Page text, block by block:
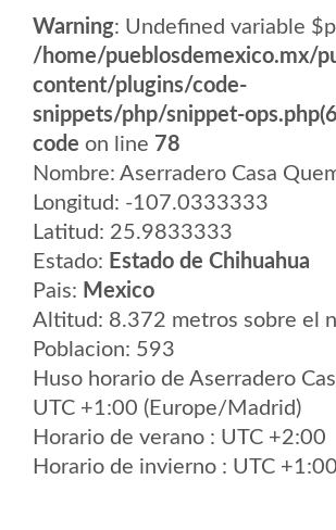
Warning: Undefined variable
/home/pueblosdemexico.mx/
content/plugins/code-
snippets/php/snippet-
code on line 78
Nombre: Aserradero Casa
Longitud: -107.0333333
Latitud: 25.9833333
Estado: Estado de Chihuahua
Pais: Mexico
Altitud: 8.372 metros sobre el
Poblacion: 593
Huso horario de Aserradero
UTC +1:00 (Europe/Madrid)
Horario de verano : UTC +2:00
Horario de invierno : UTC +1:00